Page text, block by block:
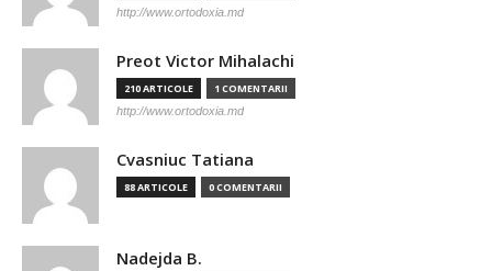
http://www.ortodoxia.md
Preot Victor Mihalachi
210 ARTICOLE 1 COMENTARII
http://www.ortodoxia.md
Cvasniuc Tatiana
88 ARTICOLE 0 COMENTARII
Nadejda B.